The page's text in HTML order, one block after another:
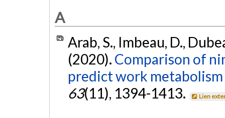
A
Arab, S., Imbeau, D.,
(2020). Comparison of
predict work
63(11), 1394-1413. Lien